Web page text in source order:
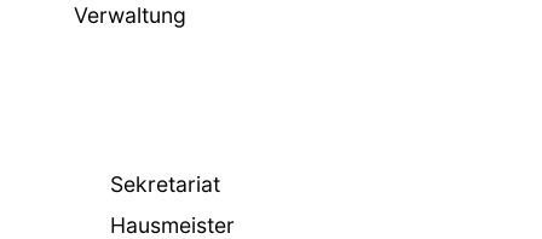
Verwaltung
Sekretariat
Hausmeister